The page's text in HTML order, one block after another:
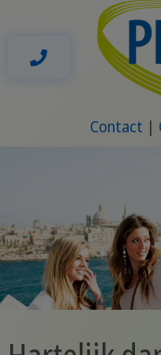
Contact